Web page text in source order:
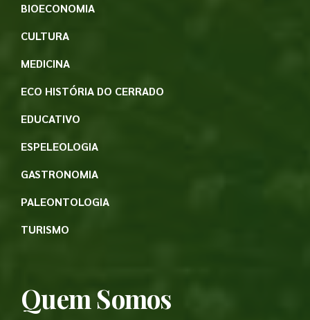
BIOECONOMIA
CULTURA
MEDICINA
ECO HISTÓRIA DO CERRADO
EDUCATIVO
ESPELEOLOGIA
GASTRONOMIA
PALEONTOLOGIA
TURISMO
Quem Somos